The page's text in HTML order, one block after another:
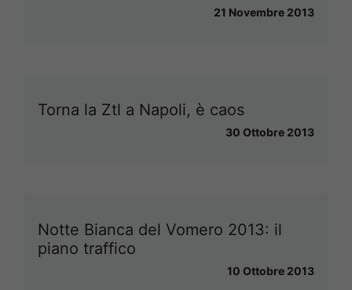
21 Novembre 2013
Torna la Ztl a Napoli, è caos
30 Ottobre 2013
Notte Bianca del Vomero 2013: il
piano traffico
10 Ottobre 2013